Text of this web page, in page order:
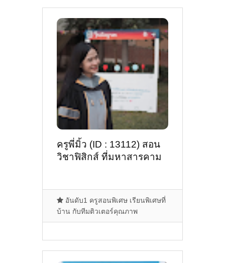
ครูพี่มิ้ว (ID : 13112) สอน
วิชาฟิสิกส์ ที่มหาสารคาม
อันดับ1 ครูสอนพิเศษ เรียนพิเศษที่
บ้าน กับทีมติวเตอร์คุณภาพ